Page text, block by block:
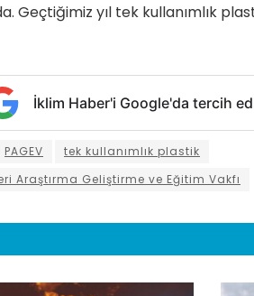
Geçtiğimiz yıl tek kullanımlık
İklim Haber'i Google'da tercih
PAGEV
tek kullanımlık plastik
Araştırma Geliştirme ve Eğitim Vakfı